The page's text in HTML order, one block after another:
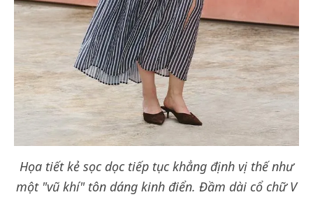
Họa tiết kẻ sọc dọc tiếp tục khẳng định vị thế như
một "vũ khí" tôn dáng kinh điển. Đầm dài cổ chữ V